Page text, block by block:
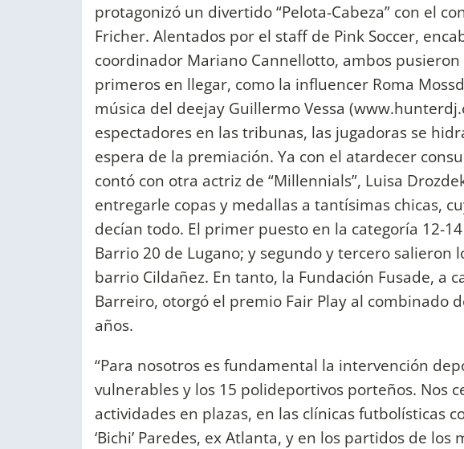
protagonizó un divertido “Pelota-Cabeza” con el
Fricher. Alentados por el staff de Pink Soccer,
coordinador Mariano Cannellotto, ambos
primeros en llegar, como la influencer Roma
música del deejay Guillermo Vessa
espectadores en las tribunas, las jugadoras se
espera de la premiación. Ya con el atardecer
contó con otra actriz de “Millennials”, Luisa
entregarle copas y medallas a tantísimas chicas,
decían todo. El primer puesto en la categoría 12-
Barrio 20 de Lugano; y segundo y tercero salieron
barrio Cildañez. En tanto, la Fundación Fusade, a
Barreiro, otorgó el premio Fair Play al combinado
años.
“Para nosotros es fundamental la intervención
vulnerables y los 15 polideportivos porteños. Nos
actividades en plazas, en las clínicas futbolísticas
‘Bichi’ Paredes, ex Atlanta, y en los partidos de los